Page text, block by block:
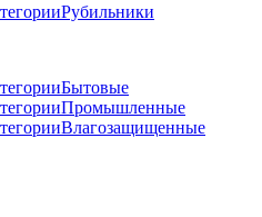
Рубильники
Бытовые
Промышленные
Влагозащищенные